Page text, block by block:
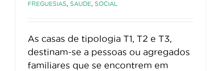
FREGUESIAS, SAUDE, SOCIAL
As casas de tipologia T1, T2 e T3,
destinam-se a pessoas ou agregados
familiares que se encontrem em